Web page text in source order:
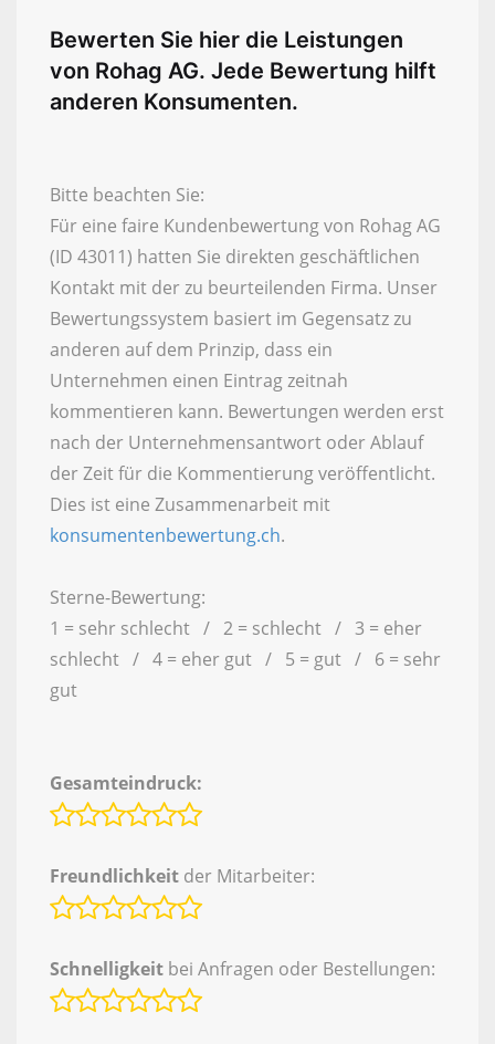
Bewerten Sie hier die Leistungen
von Rohag AG. Jede Bewertung hilft
anderen Konsumenten.
Bitte beachten Sie:
Für eine faire Kundenbewertung von Rohag AG
(ID 43011) hatten Sie direkten geschäftlichen
Kontakt mit der zu beurteilenden Firma. Unser
Bewertungssystem basiert im Gegensatz zu
anderen auf dem Prinzip, dass ein
Unternehmen einen Eintrag zeitnah
kommentieren kann. Bewertungen werden erst
nach der Unternehmensantwort oder Ablauf
der Zeit für die Kommentierung veröffentlicht.
Dies ist eine Zusammenarbeit mit
konsumentenbewertung.ch.
Sterne-Bewertung:
1 = sehr schlecht / 2 = schlecht / 3 = eher
schlecht / 4 = eher gut / 5 = gut / 6 = sehr
gut
Gesamteindruck:
Freundlichkeit der Mitarbeiter:
Schnelligkeit bei Anfragen oder Bestellungen: